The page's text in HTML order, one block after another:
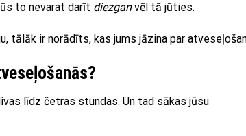
to nevarat darīt diezganvēl tā jūties.
tālāk ir norādīts, kas jums jāzina par
līdz četras stundas. Un tad sākas jūsu